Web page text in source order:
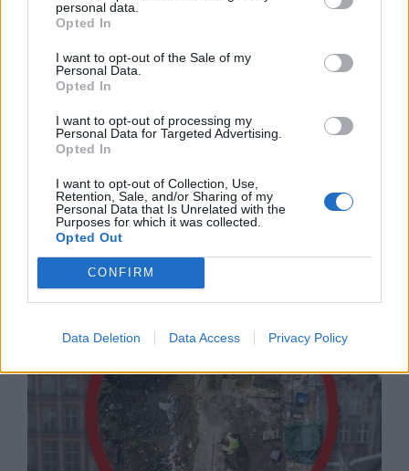
personal data.
Opted In
I want to opt-out of the Sale of my
Personal Data.
Opted In
I want to opt-out of processing my
Personal Data for Targeted Advertising.
Opted In
I want to opt-out of Collection, Use,
Retention, Sale, and/or Sharing of my
Personal Data that Is Unrelated with the
Purposes for which it was collected.
Opted Out
CONFIRM
Data Deletion Data Access Privacy Policy
Русия започна да внася петролни
продукти от Южна Корея.
07.08.2026 / 17:05